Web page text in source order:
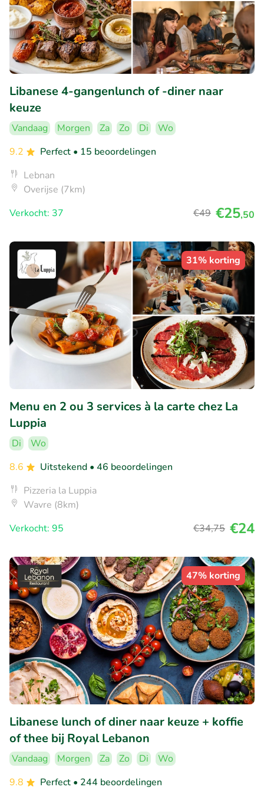
Libanese 4-gangenlunch of -diner naar
keuze
Vandaag Morgen Za Zo Di
Wo
9.2
Perfect • 15 beoordelingen
Lebnan
Overijse (7km)
Verkocht: 37
€49 €25,50
31% korting
Menu en 2 ou 3 services à la carte chez La
Luppia
Di
Wo
8.6
Uitstekend • 46 beoordelingen
Pizzeria la Luppia
Wavre (8km)
Verkocht: 95
€34,75 €24
47% korting
Libanese lunch of diner naar keuze + koffie
of thee bij Royal Lebanon
Vandaag Morgen Za Zo Di
Wo
9.8
Perfect • 244 beoordelingen